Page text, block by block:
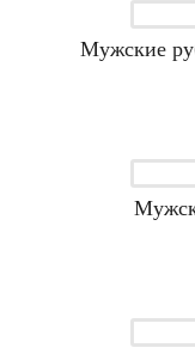
Мужские